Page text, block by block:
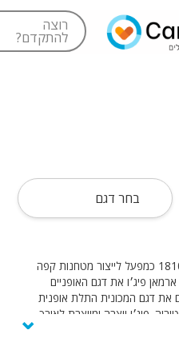
רוצה
להתקדם?
בחר דגם
פיג׳ו החלה את דרכה בצרפת בשנת 1810 כמפעל לייצור מטחנות קפה
אופניים. ב-1882 ייצר ארמאן פיג׳ו את דגם האופניים
את דגם המכונית התלת אופנית
הכל היסטוריה. פיג׳ו ייצרה ומייצרת לאורך
אשר זכו להצלחות רבות, ביניהם גם
⌄